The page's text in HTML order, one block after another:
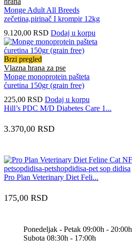
Monge Adult All Breeds
zečetina,pirinač I krompir 12kg
9.120,00 RSD Dodaj u korpu
Brzi pregled
Vlazna hrana za pse
Monge monoprotein pašteta
ćuretina 150gr (grain free)
225,00 RSD Dodaj u korpu
Hill’s PDC M/D Diabetes Care 1...
3.370,00 RSD
Pro Plan Veterinary Diet Feli...
175,00 RSD
Ponedeljak - Petak 09:00h - 20:00h
Subota 08:30h - 17:00h